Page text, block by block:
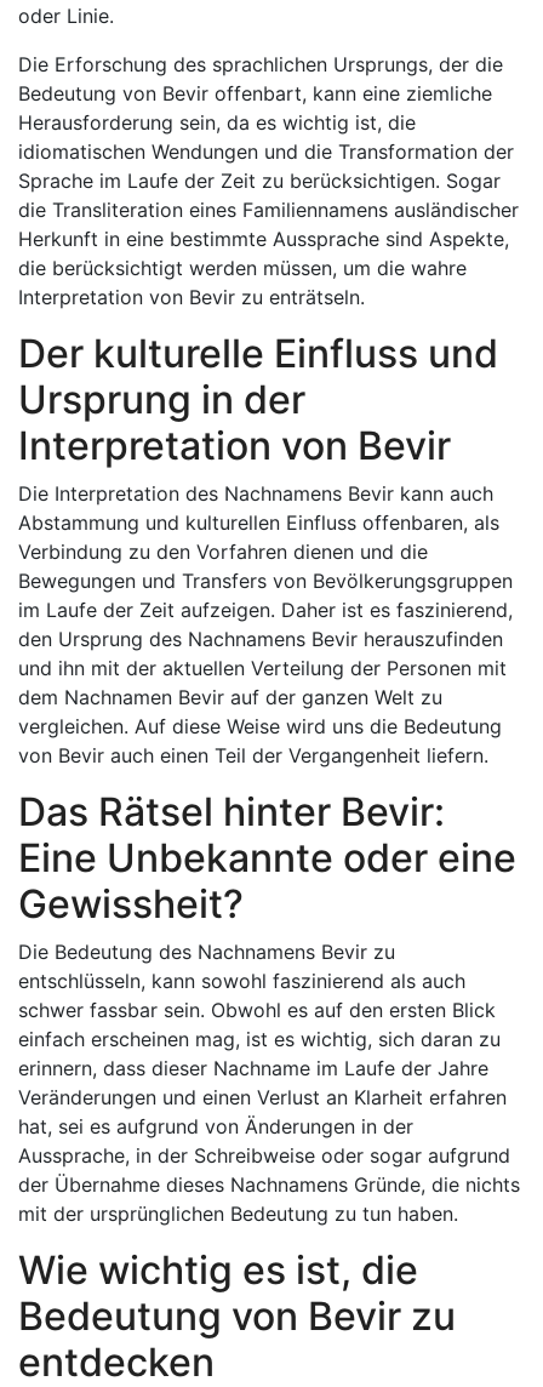
oder Linie.
Die Erforschung des sprachlichen Ursprungs, der die
Bedeutung von Bevir offenbart, kann eine ziemliche
Herausforderung sein, da es wichtig ist, die
idiomatischen Wendungen und die Transformation der
Sprache im Laufe der Zeit zu berücksichtigen. Sogar
die Transliteration eines Familiennamens ausländischer
Herkunft in eine bestimmte Aussprache sind Aspekte,
die berücksichtigt werden müssen, um die wahre
Interpretation von Bevir zu enträtseln.
Der kulturelle Einfluss und
Ursprung in der
Interpretation von Bevir
Die Interpretation des Nachnamens Bevir kann auch
Abstammung und kulturellen Einfluss offenbaren, als
Verbindung zu den Vorfahren dienen und die
Bewegungen und Transfers von Bevölkerungsgruppen
im Laufe der Zeit aufzeigen. Daher ist es faszinierend,
den Ursprung des Nachnamens Bevir herauszufinden
und ihn mit der aktuellen Verteilung der Personen mit
dem Nachnamen Bevir auf der ganzen Welt zu
vergleichen. Auf diese Weise wird uns die Bedeutung
von Bevir auch einen Teil der Vergangenheit liefern.
Das Rätsel hinter Bevir:
Eine Unbekannte oder eine
Gewissheit?
Die Bedeutung des Nachnamens Bevir zu
entschlüsseln, kann sowohl faszinierend als auch
schwer fassbar sein. Obwohl es auf den ersten Blick
einfach erscheinen mag, ist es wichtig, sich daran zu
erinnern, dass dieser Nachname im Laufe der Jahre
Veränderungen und einen Verlust an Klarheit erfahren
hat, sei es aufgrund von Änderungen in der
Aussprache, in der Schreibweise oder sogar aufgrund
der Übernahme dieses Nachnamens Gründe, die nichts
mit der ursprünglichen Bedeutung zu tun haben.
Wie wichtig es ist, die
Bedeutung von Bevir zu
entdecken